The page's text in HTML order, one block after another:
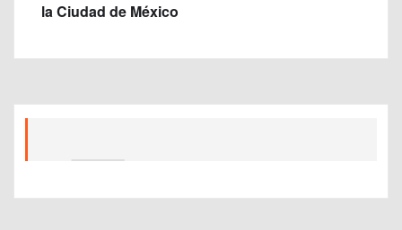
la Ciudad de México